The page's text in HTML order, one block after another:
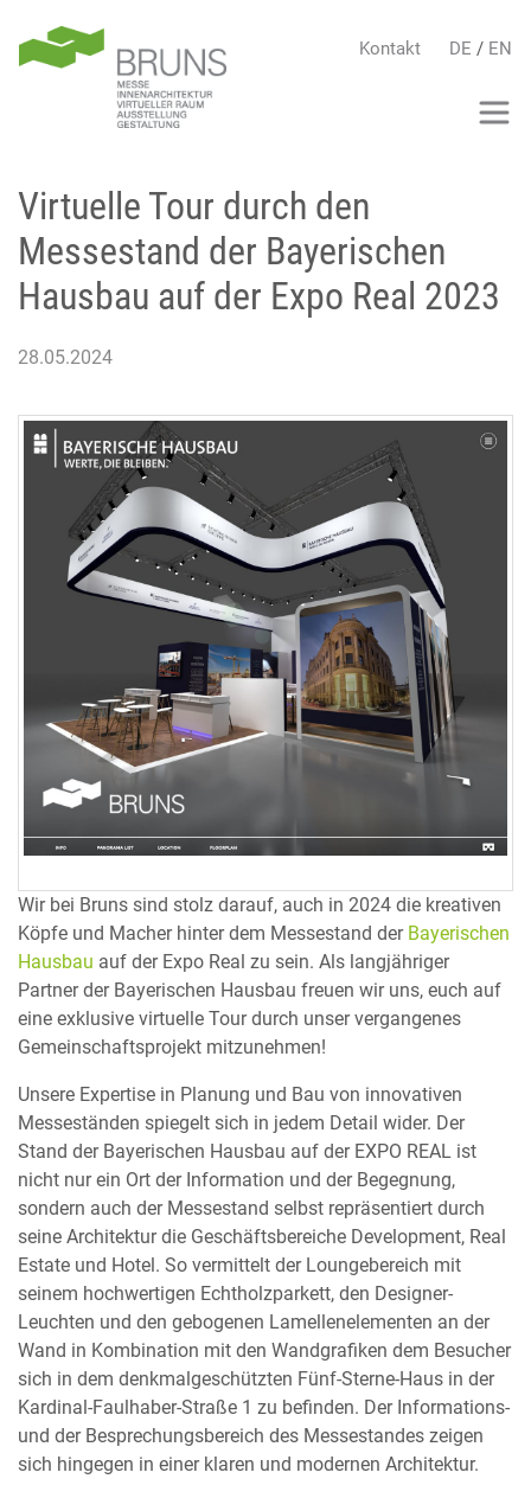
Kontakt DE / EN
Virtuelle Tour durch den
Messestand der Bayerischen
Hausbau auf der Expo Real 2023
28.05.2024
Wir bei Bruns sind stolz darauf, auch in 2024 die kreativen
Köpfe und Macher hinter dem Messestand der Bayerischen
Hausbau auf der Expo Real zu sein. Als langjähriger
Partner der Bayerischen Hausbau freuen wir uns, euch auf
eine exklusive virtuelle Tour durch unser vergangenes
Gemeinschaftsprojekt mitzunehmen!
Unsere Expertise in Planung und Bau von innovativen
Messeständen spiegelt sich in jedem Detail wider. Der
Stand der Bayerischen Hausbau auf der EXPO REAL ist
nicht nur ein Ort der Information und der Begegnung,
sondern auch der Messestand selbst repräsentiert durch
seine Architektur die Geschäftsbereiche Development, Real
Estate und Hotel. So vermittelt der Loungebereich mit
seinem hochwertigen Echtholzparkett, den Designer-
Leuchten und den gebogenen Lamellenelementen an der
Wand in Kombination mit den Wandgrafiken dem Besucher
sich in dem denkmalgeschützten Fünf-Sterne-Haus in der
Kardinal-Faulhaber-Straße 1 zu befinden. Der Informations-
und der Besprechungsbereich des Messestandes zeigen
sich hingegen in einer klaren und modernen Architektur.